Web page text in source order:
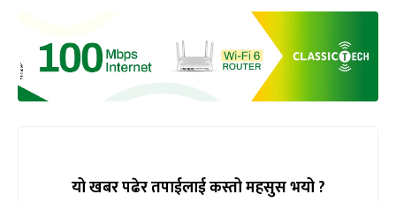
यो खबर पढेर तपाईलाई कस्तो महसुस भयो ?